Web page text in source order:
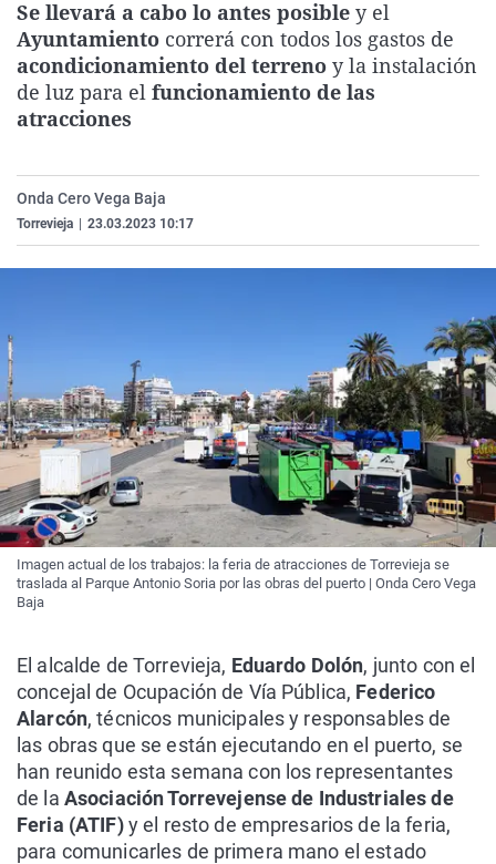
La rosa de los vientos
Gente viajera
Como el perro y el
Caso
Retornados
Equipo de
Extremadura
Galicia
La Rioja
País Vasco
Virales
Televisión
Elecciones
Se llevará a cabo lo antes posible y el
Ayuntamiento correrá con todos los gastos de
acondicionamiento del terreno y la instalación
de luz para el funcionamiento de las
atracciones
Onda Cero Vega Baja
Torrevieja 23.03.2023 10:17
Imagen actual de los trabajos: la feria de atracciones de Torrevieja se
traslada al Parque Antonio Soria por las obras del puerto | Onda Cero Vega
Baja
El alcalde de Torrevieja, Eduardo Dolón, junto con el
concejal de Ocupación de Vía Pública, Federico
Alarcón, técnicos municipales y responsables de
las obras que se están ejecutando en el puerto, se
han reunido esta semana con los representantes
de la Asociación Torrevejense de Industriales de
Feria (ATIF)y el resto de empresarios de la feria,
para comunicarles de primera mano el estado